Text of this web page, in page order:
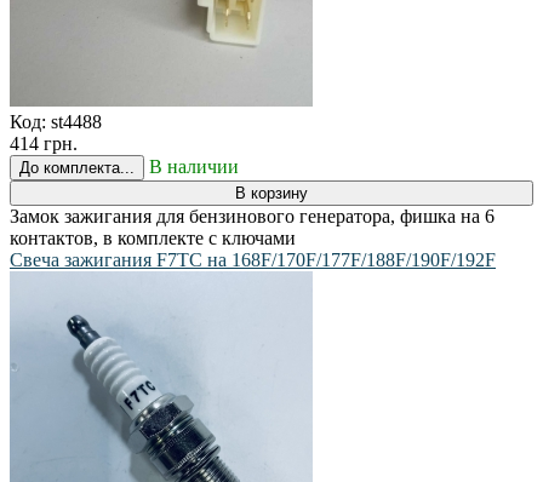
Код: st4488
414 грн.
До комплекта... В наличии
В корзину
Замок зажигания для бензинового генератора, фишка на 6
контактов, в комплекте с ключами
Свеча зажигания F7TC на 168F/170F/177F/188F/190F/192F